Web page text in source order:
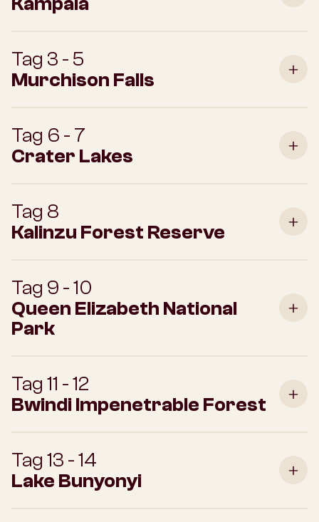
Tag 3 - 5
Murchison Falls
Tag 6 - 7
Crater Lakes
Tag 8
Kalinzu Forest Reserve
Tag 9 - 10
Queen Elizabeth National
Park
Tag 11 - 12
Bwindi Impenetrable Forest
Tag 13 - 14
Lake Bunyonyi